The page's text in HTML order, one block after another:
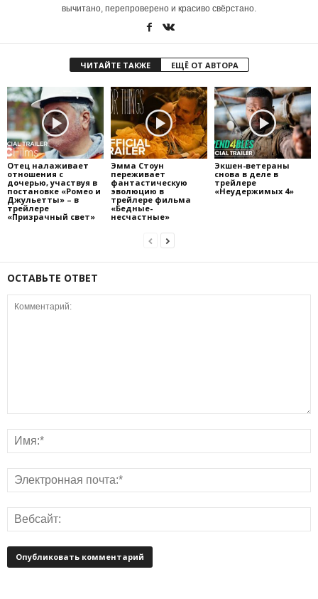
вычитано, перепроверено и красиво свёрстано.
ЧИТАЙТЕ ТАКЖЕ ЕЩЁ ОТ АВТОРА
Отец налаживает
отношения с
дочерью, участвуя в
постановке «Ромео и
Джульетты» – в
трейлере
«Призрачный свет»
Эмма Стоун
переживает
фантастическую
эволюцию в
трейлере фильма
«Бедные-
несчастные»
Экшен-ветераны
снова в деле в
трейлере
«Неудержимых 4»
ОСТАВЬТЕ ОТВЕТ